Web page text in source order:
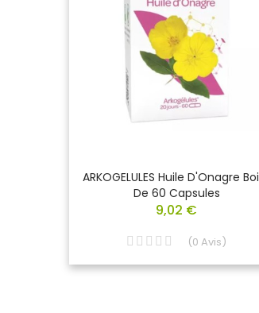
ARKOGELULES Huile D'Onagre
De 60 Capsules
9,02 €
(0 Avis)